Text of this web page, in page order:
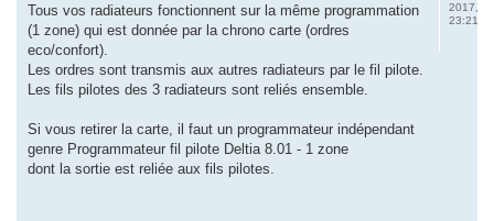
Tous vos radiateurs fonctionnent sur la même programmation
(1 zone) qui est donnée par la chrono carte (ordres
eco/confort).
Les ordres sont transmis aux autres radiateurs par le fil pilote.
Les fils pilotes des 3 radiateurs sont reliés ensemble.
Si vous retirer la carte, il faut un programmateur indépendant
genre Programmateur fil pilote Deltia 8.01 - 1 zone
dont la sortie est reliée aux fils pilotes.
2017,
23:21